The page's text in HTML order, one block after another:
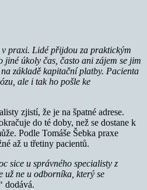
praxi. Lidé přijdou za praktickým
jiné úkoly čas, často ani zájem se jim
základě kapitační platby. Pacienta
ale i tak ho pošle ke
zjistí, že je na špatné adrese.
do té doby, než se dostane k
Podle Tomáše Šebka praxe
až u třetiny pacientů.
sice u správného specialisty z
už ne u odborníka, který se
dodává.